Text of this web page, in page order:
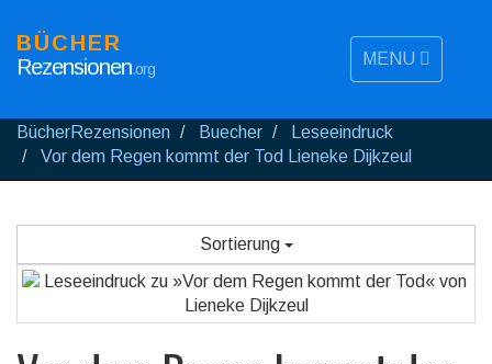
MENU
BÜCHER
Rezensionen.org
BücherRezensionen Buecher
Leseeindruck
Vor dem Regen kommt der Tod Lieneke Dijkzeul
Sortierung